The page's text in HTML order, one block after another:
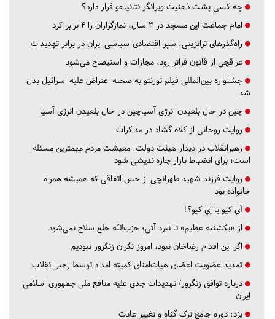
چه کسی پشت ذهنیت ویرانگر نتانیاهو قرار دارد؟
امام جماعت این مسجد در ۳ سال، نمازگزاران را ۴ برابر کرد
راه‌گذرهای ترانزیتی، سپر اقتصادی-سیاسی ایران در برابر تهدیدات
عراقچی از قانون فراتر رود، مجازات و استیضاح می‌شود
جشنواره بین‌المللی فیلم تورنتو به صحنه اعتراض علیه اسرائیل بدل
شد
چین در حال بلعیدن انرژی آسیاچین در حال بلعیدن انرژی آسیا
روایت روحانی از کلاه گشاد در مذاکرات
رهبرانقلاب در دیدار هیئت دولت: معیشت مردم مهمترین مسئله
است؛ برای انضباط بازار چاره‌اندیشی شود
روایت فرزند شهید طهرانچی از حس اتفاقی که همیشه همراه
خانواده بود
آي كيو يا اِي كيو؟!
از «یکشنبه عظیم» تا نبرد آتی؛ حزب‌الله خلع سلاح نمی‌شود
اگر این اقدام رضاخان نبود، امروز نگران زنگزور نبودیم
تمدید عضویت اعضای هیات‌امنای کمیته امداد توسط رهبر انقلاب
درباره توافق زنگزور/ تهدیدات جدی علیه منافع ملی جمهوری اسلامی
ایران
یزد: دوره جامع ترک گناه و تغییر عادت